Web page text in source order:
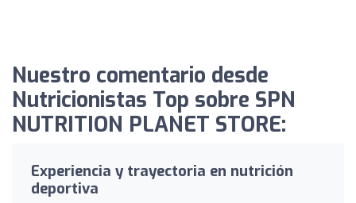
Nuestro comentario desde
Nutricionistas Top sobre SPN
NUTRITION PLANET STORE:
Experiencia y trayectoria en nutrición
deportiva